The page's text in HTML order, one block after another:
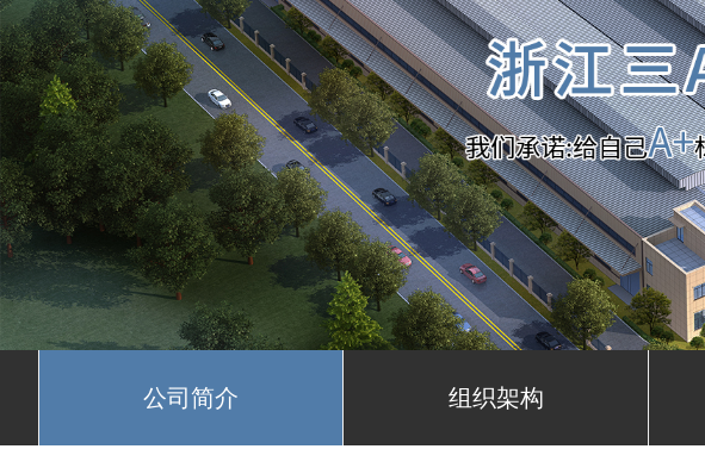
公司简介 组织架构